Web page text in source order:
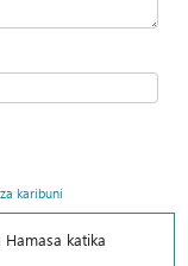
karibuni
katika